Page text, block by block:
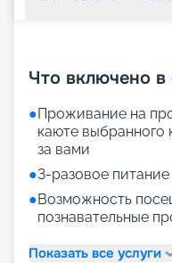
Что включено в
●Проживание на
каюте выбранного
за вами
●3-разовое питание
●Возможность
познавательные
Показать все услуги